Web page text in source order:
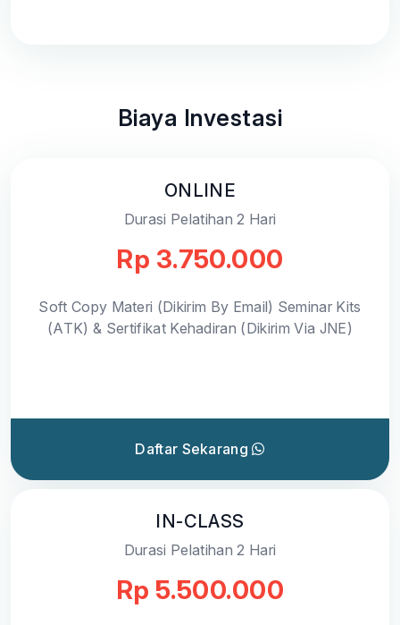
Biaya Investasi
ONLINE
Durasi Pelatihan 2 Hari
Rp 3.750.000
Soft Copy Materi (Dikirim By Email) Seminar Kits
(ATK) & Sertifikat Kehadiran (Dikirim Via JNE)
Daftar Sekarang
IN-CLASS
Durasi Pelatihan 2 Hari
Rp 5.500.000